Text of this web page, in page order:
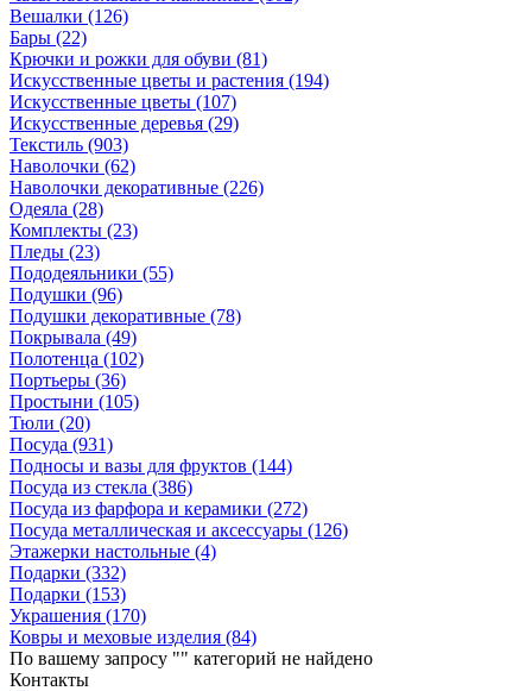
Вешалки (126)
Бары (22)
Крючки и рожки для обуви (81)
Искусственные цветы и растения (194)
Искусственные цветы (107)
Искусcтвенные деревья (29)
Текстиль (903)
Наволочки (62)
Наволочки декоративные (226)
Одеяла (28)
Комплекты (23)
Пледы (23)
Пододеяльники (55)
Подушки (96)
Подушки декоративные (78)
Покрывала (49)
Полотенца (102)
Портьеры (36)
Простыни (105)
Тюли (20)
Посуда (931)
Подносы и вазы для фруктов (144)
Посуда из стекла (386)
Посуда из фарфора и керамики (272)
Посуда металлическая и аксессуары (126)
Этажерки настольные (4)
Подарки (332)
Подарки (153)
Украшения (170)
Ковры и меховые изделия (84)
По вашему запросу "" категорий не найдено
Контакты